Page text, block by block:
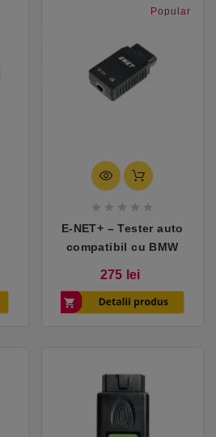
Popular
    
E-NET+ – Tester auto
compatibil cu BMW
275 lei